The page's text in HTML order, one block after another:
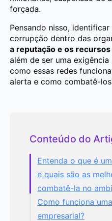
forçada.
Pensando nisso,
corrupção dentro das
a reputação e os
além de ser uma exigência
como essas redes
alerta e como combatê-
Conteúdo do
Entenda o que é
e quais são as
combatê-la no
Como funciona
empresarial?